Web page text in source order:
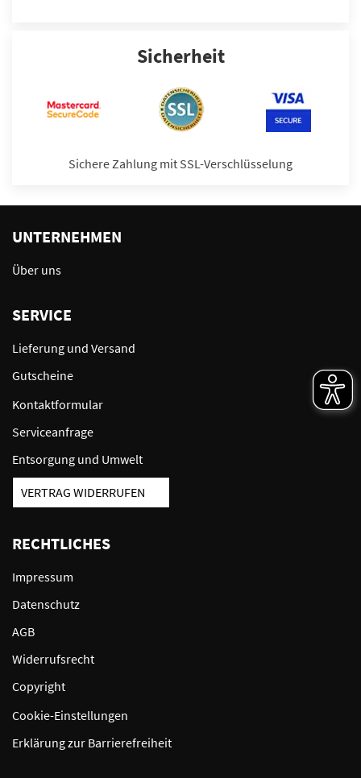
Sicherheit
Sichere Zahlung mit SSL-Verschlüsselung
UNTERNEHMEN
Über uns
SERVICE
Lieferung und Versand
Gutscheine
Kontaktformular
Serviceanfrage
Entsorgung und Umwelt
VERTRAG WIDERRUFEN
RECHTLICHES
Impressum
Datenschutz
AGB
Widerrufsrecht
Copyright
Cookie-Einstellungen
Erklärung zur Barrierefreiheit